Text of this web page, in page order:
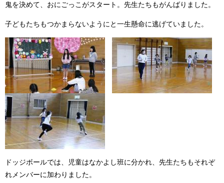
鬼を決めて、おにごっこがスタート。先生たちもがんばりました。
子どもたちもつかまらないようにと一生懸命に逃げていました。
ドッジボールでは、児童はなかよし班に分かれ、先生たちもそれぞ
れメンバーに加わりました。